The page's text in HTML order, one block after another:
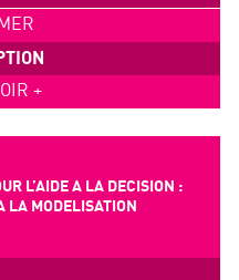
+
L’AIDE A LA DECISION :
LA MODELISATION